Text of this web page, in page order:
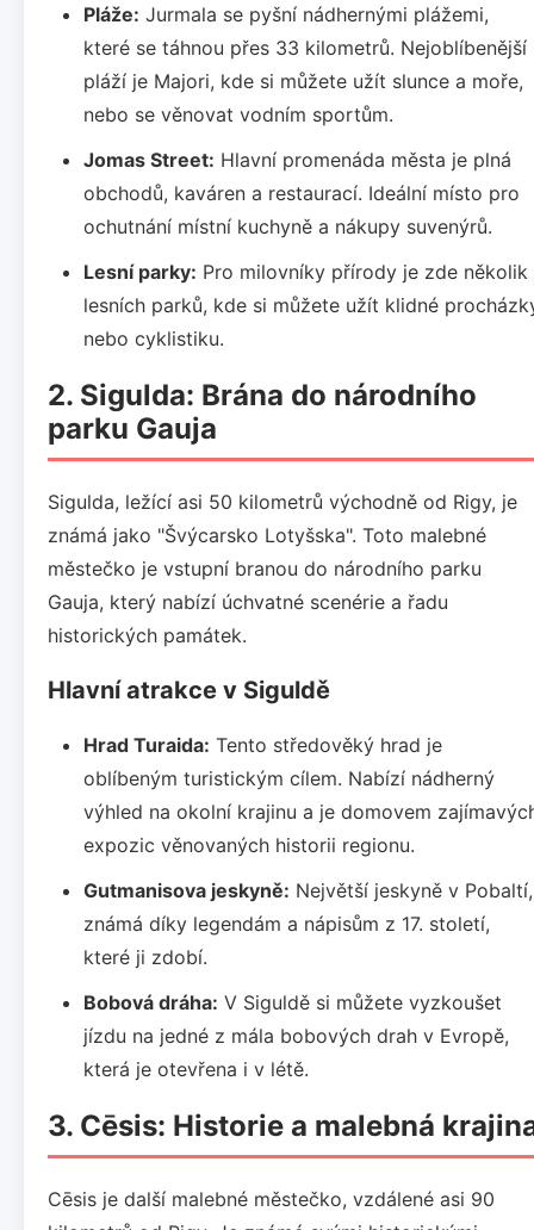
Pláže: Jurmala se pyšní nádhernými plážemi,
které se táhnou přes 33 kilometrů. Nejoblíbenější
pláží je Majori, kde si můžete užít slunce a moře,
nebo se věnovat vodním sportům.
Jomas Street: Hlavní promenáda města je plná
obchodů, kaváren a restaurací. Ideální místo pro
ochutnání místní kuchyně a nákupy suvenýrů.
Lesní parky: Pro milovníky přírody je zde několik
lesních parků, kde si můžete užít klidné
nebo cyklistiku.
2. Sigulda: Brána do národního
parku Gauja
Sigulda, ležící asi 50 kilometrů východně od Rigy, je
známá jako "Švýcarsko Lotyšska". Toto malebné
městečko je vstupní branou do národního parku
Gauja, který nabízí úchvatné scenérie a řadu
historických památek.
Hlavní atrakce v Siguldě
Hrad Turaida: Tento středověký hrad je
oblíbeným turistickým cílem. Nabízí nádherný
výhled na okolní krajinu a je domovem
expozic věnovaných historii regionu.
Gutmanisova jeskyně: Největší jeskyně v Pobaltí,
známá díky legendám a nápisům z 17. století,
které ji zdobí.
Bobová dráha: V Siguldě si můžete vyzkoušet
jízdu na jedné z mála bobových drah v Evropě,
která je otevřena i v létě.
3. Cēsis: Historie a malebná
Cēsis je další malebné městečko, vzdálené asi 90